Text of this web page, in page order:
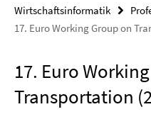
Wirtschaftsinformatik
17. Euro Working Group on
17. Euro
Transportation